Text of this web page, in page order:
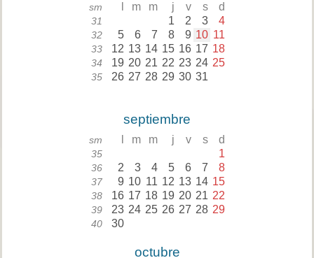
sm m m j v s d
31 1 2 3 4
32 5 6 7 8 9 10 11
33 12 13 14 15 16 17 18
34 19 20 21 22 23 24 25
35 26 27 28 29 30 31
septiembre
sm m m j v s d
35 1
36 2 3 4 5 6 7 8
37 9 10 11 12 13 14 15
38 16 17 18 19 20 21 22
39 23 24 25 26 27 28 29
40 30
octubre